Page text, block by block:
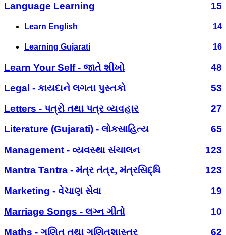
Language Learning
15
Learn English 14
Learning Gujarati 16
Learn Your Self - જાતે શીખો
48
Legal - કાયદાને લગતા પુસ્તકો
53
Letters - પત્રો તથા પત્ર વ્યવહાર
27
Literature (Gujarati) - લોકસાહિત્ય
65
Management - વ્યવસ્થા સંચાલન
123
Mantra Tantra - મંત્ર તંત્ર, મંત્રસિદ્ધિ
123
Marketing - વેચાણ સેવા
19
Marriage Songs - લગ્ન ગીતો
10
Maths - ગણિત તથા ગણિતશાસ્ત્ર
62